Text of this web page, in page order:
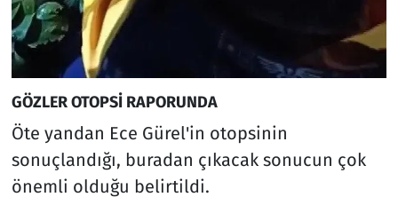
GÖZLER OTOPSİ RAPORUNDA
Öte yandan Ece Gürel'in otopsinin
sonuçlandığı, buradan çıkacak sonucun çok
önemli olduğu belirtildi.